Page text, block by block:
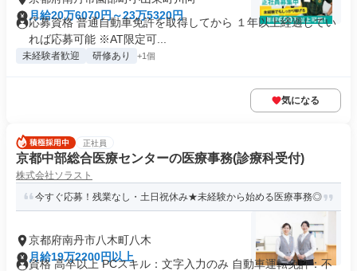
月給20万6070円～23万5320円
応募資格 普通自動車免許を取得してから １年以上経過してい
れば応募可能 ※AT限定可...
未経験者歓迎 研修あり +1個
気になる
正社員
京都中部総合医療センターの医療事務(診療科受付)
株式会社ソラスト
今すぐ応募！残業なし・土日祝休み★未経験から始める医療事務◎
京都府南丹市八木町八木
月給19万2200円以上
資格 高卒以上 PCスキル：文字入力のみ 自動車運転免許：不